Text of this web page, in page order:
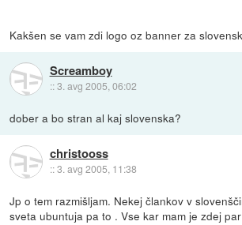
Kakšen se vam zdi logo oz banner za
Screamboy
::3. avg 2005, 06:02
dober a bo stran al kaj slovenska?
christooss
::3. avg 2005, 11:38
Jp o tem razmišljam. Nekej člankov v
sveta ubuntuja pa to . Vse kar mam je zdej